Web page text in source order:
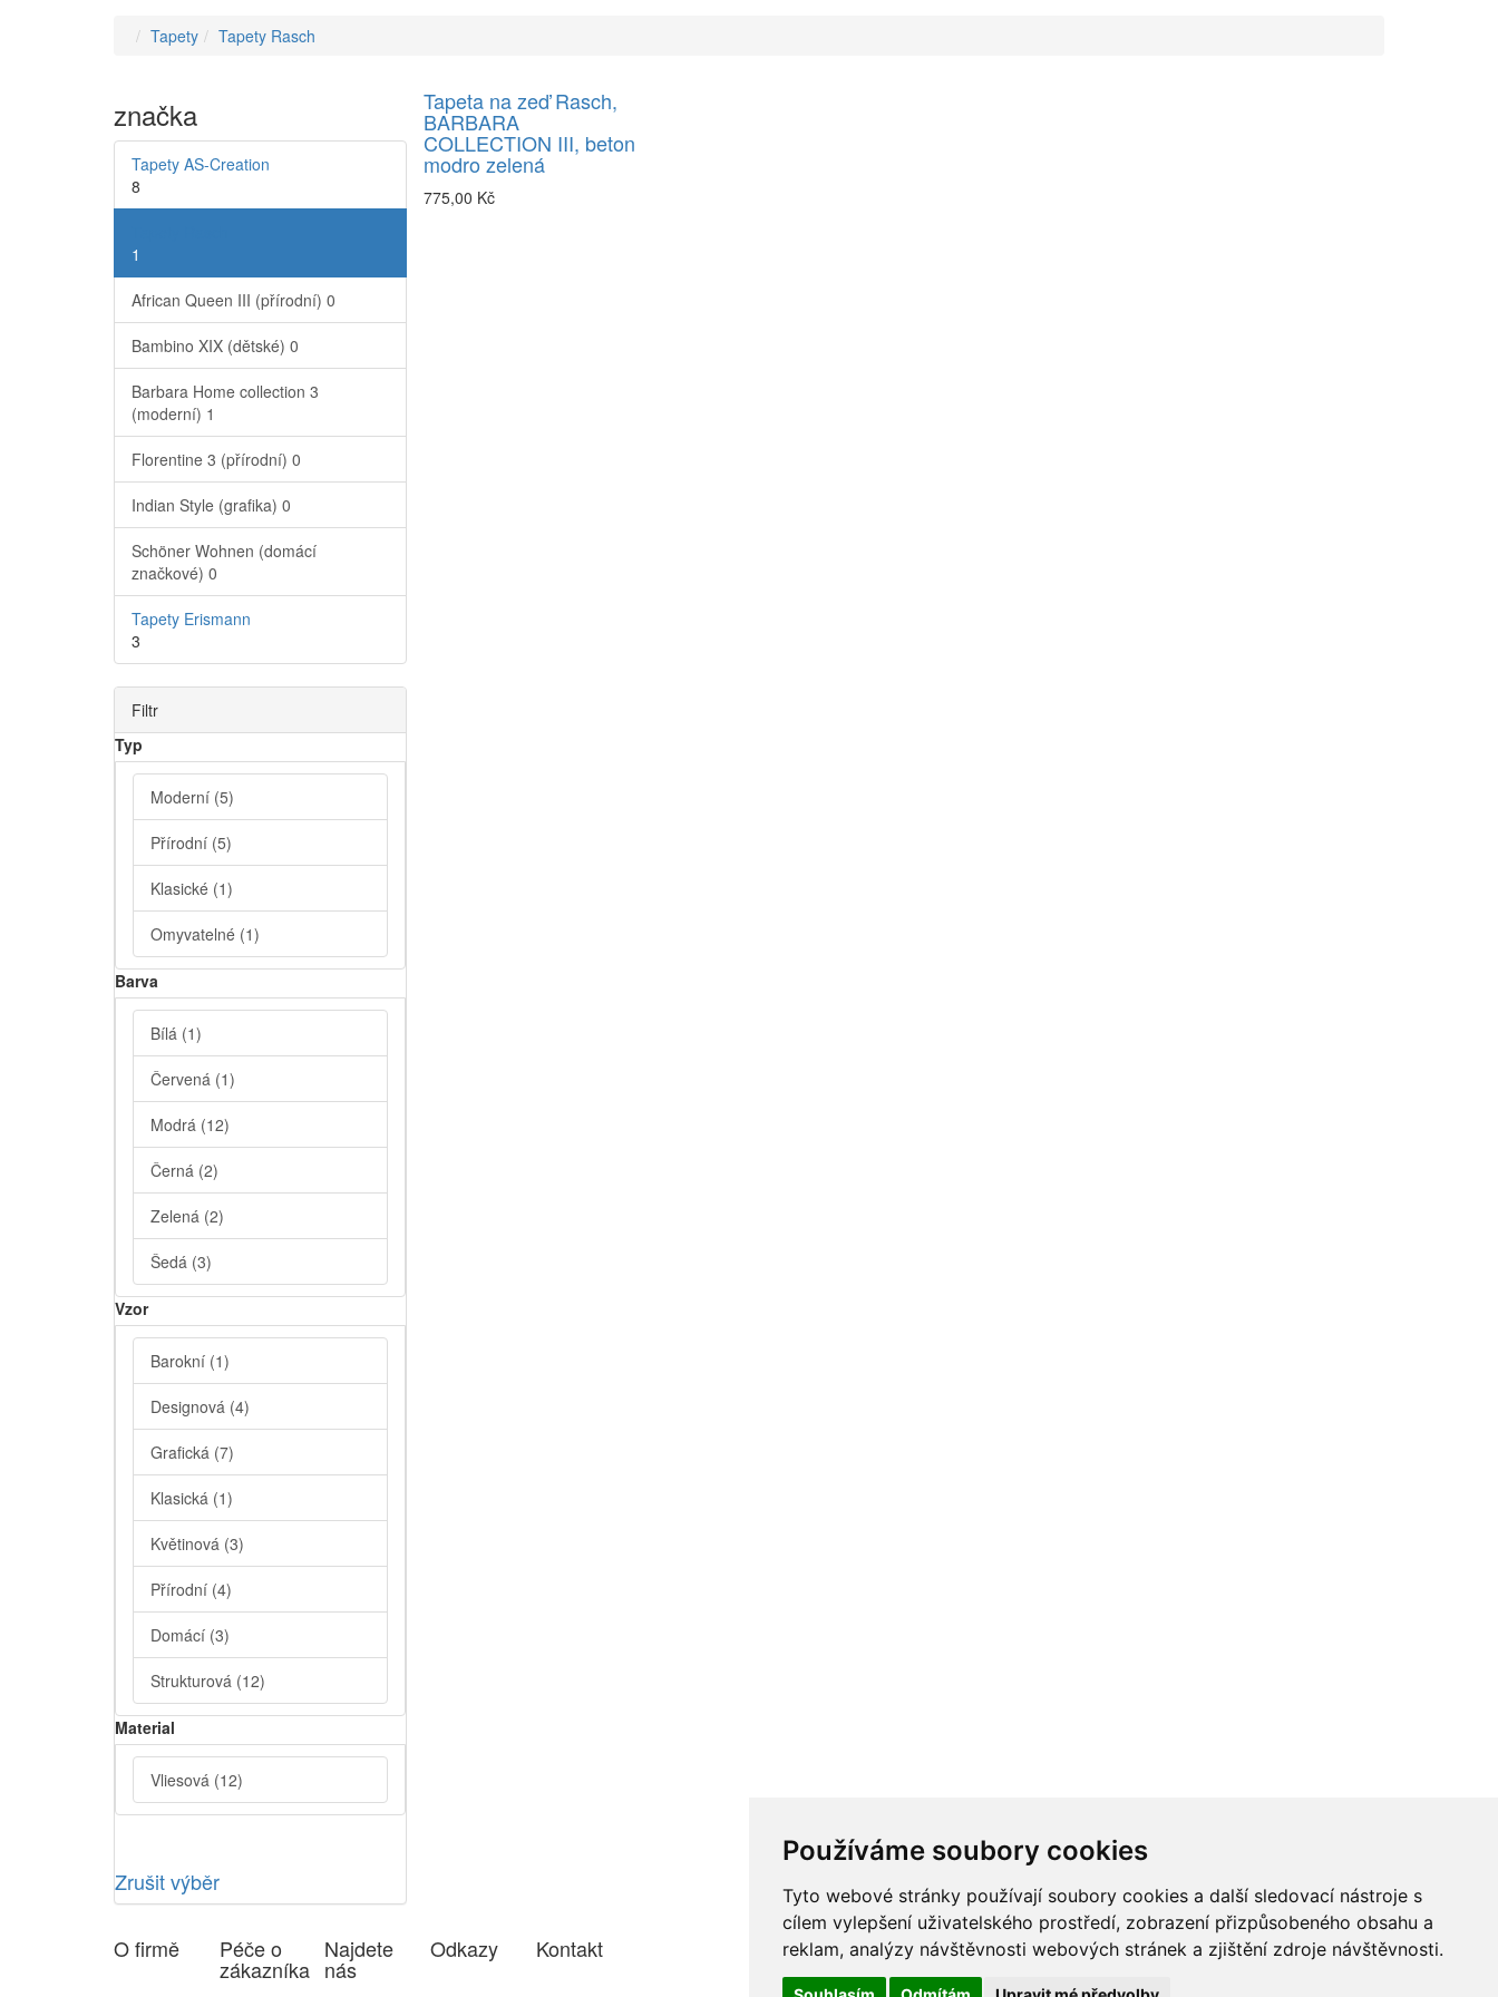
Používáme soubory cookies
Tyto webové stránky používají soubory cookies a další sledovací nástroje s
cílem vylepšení uživatelského prostředí, zobrazení přizpůsobeného obsahu a
reklam, analýzy návštěvnosti webových stránek a zjištění zdroje návštěvnosti.
Tapety Tapety Rasch
značka
Tapety AS-Creation
8
1
African Queen III (přírodní) 0
Bambino XIX (dětské) 0
Barbara Home collection 3
(moderní) 1
Florentine 3 (přírodní) 0
Indian Style (grafika) 0
Schöner Wohnen (domácí
značkové) 0
Tapety Erismann
3
Filtr
Typ
Moderní (5)
Přírodní (5)
Klasické (1)
Omyvatelné (1)
Barva
Bílá (1)
Červená (1)
Modrá (12)
Černá (2)
Zelená (2)
Šedá (3)
Vzor
Barokní (1)
Designová (4)
Grafická (7)
Klasická (1)
Květinová (3)
Přírodní (4)
Domácí (3)
Strukturová (12)
Material
Vliesová (12)
Zrušit výběr
Tapeta na zeď Rasch,
BARBARA
COLLECTION III, beton
modro zelená
775,00 Kč
O firmě Péče o
zákazníka
Najdete
nás
Odkazy Kontakt